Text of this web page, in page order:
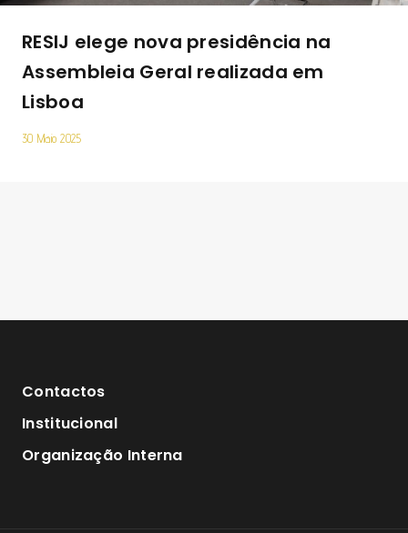
RESIJ elege nova presidência na
Assembleia Geral realizada em
Lisboa
30 Maio 2025
Contactos
Institucional
Organização Interna